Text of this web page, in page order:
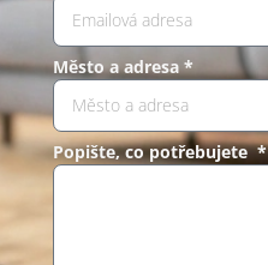
Město a adresa *
Popište, co potřebujete *